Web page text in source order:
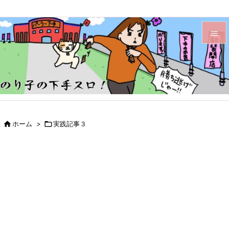


メニュ

サイド
ホーム > 実践記事３